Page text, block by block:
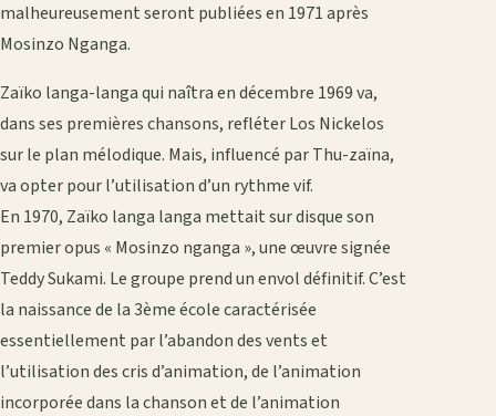
malheureusement seront publiées en 1971 après
Mosinzo Nganga.
Zaïko langa-langa qui naîtra en décembre 1969 va,
dans ses premières chansons, refléter Los Nickelos
sur le plan mélodique. Mais, influencé par Thu-zaïna,
va opter pour l’utilisation d’un rythme vif.
En 1970, Zaïko langa langa mettait sur disque son
premier opus « Mosinzo nganga », une œuvre signée
Teddy Sukami. Le groupe prend un envol définitif. C’est
la naissance de la 3ème école caractérisée
essentiellement par l’abandon des vents et
l’utilisation des cris d’animation, de l’animation
incorporée dans la chanson et de l’animation